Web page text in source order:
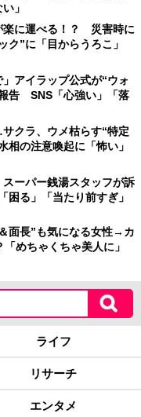
」
楽に運べる！？ 災害時に
ク”に「目からうろこ」
」アイラップ公式が“ウォ
告 SNS「心強い」「落
クラ、ウメ枯らす“特定
の注意喚起に「怖い」
ーパー銭湯スタッフが訴
困る」「当たり前すぎ」
面長”も気になる女性→カ
めちゃくちゃ美人に」
ライフ
リサーチ
エンタメ